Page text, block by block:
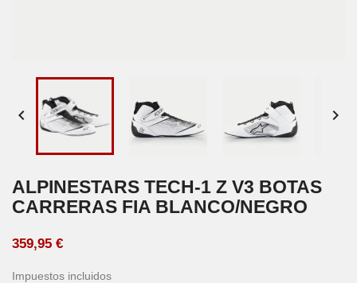
 
ALPINESTARS TECH-1 Z V3 BOTAS
CARRERAS FIA BLANCO/NEGRO
359,95 €
Impuestos incluidos